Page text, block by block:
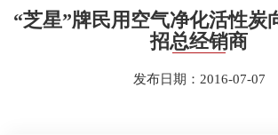
“芝星”牌民用空气净化活性炭
招总经销商
发布日期：2016-07-07